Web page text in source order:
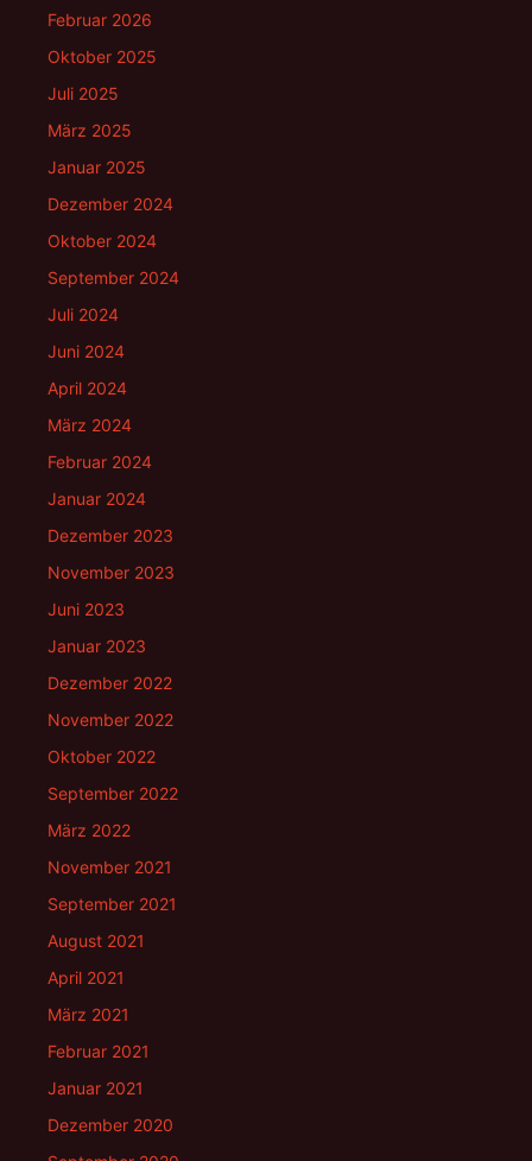
Februar 2026
Oktober 2025
Juli 2025
März 2025
Januar 2025
Dezember 2024
Oktober 2024
September 2024
Juli 2024
Juni 2024
April 2024
März 2024
Februar 2024
Januar 2024
Dezember 2023
November 2023
Juni 2023
Januar 2023
Dezember 2022
November 2022
Oktober 2022
September 2022
März 2022
November 2021
September 2021
August 2021
April 2021
März 2021
Februar 2021
Januar 2021
Dezember 2020